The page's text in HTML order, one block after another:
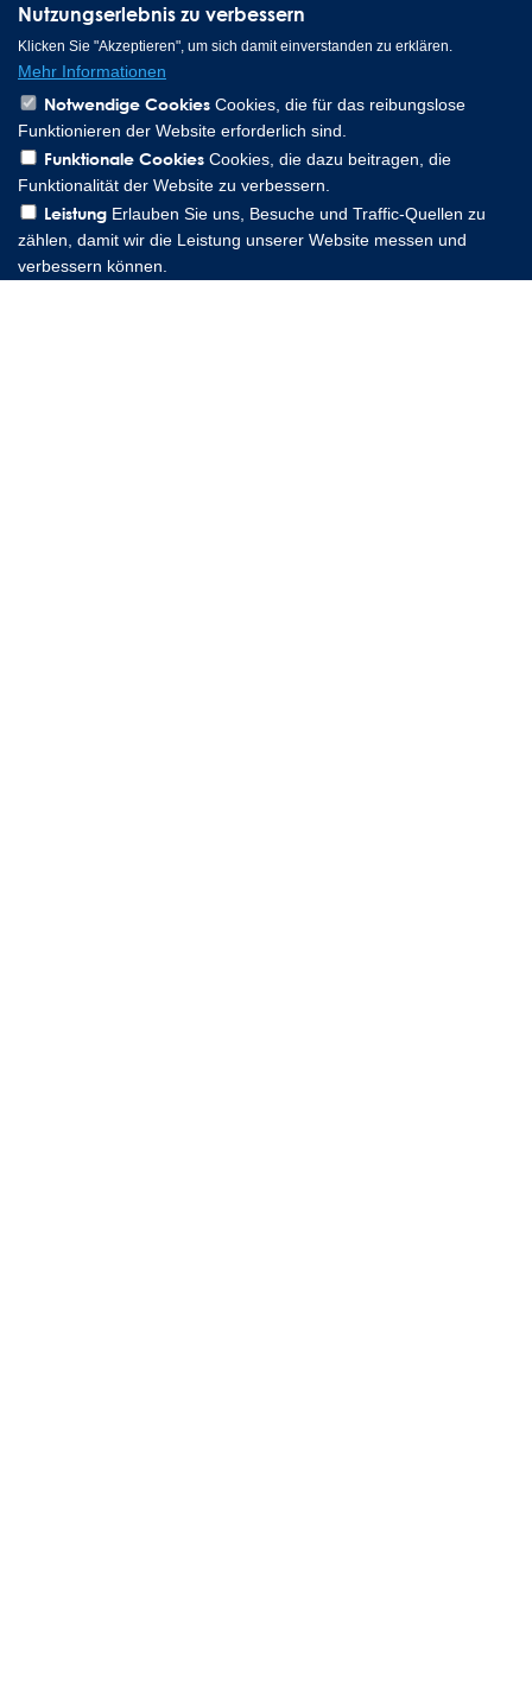
Lee Spring GmbH, Altenaer Straße 23, 58507 Lüdenscheid
Copyright © 2026 Lee Spring Company
Nutzungserlebnis zu verbessern
Klicken Sie "Akzeptieren", um sich damit einverstanden zu erklären.
Mehr Informationen
Notwendige Cookies Cookies, die für das reibungslose
Funktionieren der Website erforderlich sind.
Funktionale Cookies Cookies, die dazu beitragen, die
Funktionalität der Website zu verbessern.
Leistung Erlauben Sie uns, Besuche und Traffic-Quellen zu
zählen, damit wir die Leistung unserer Website messen und
verbessern können.